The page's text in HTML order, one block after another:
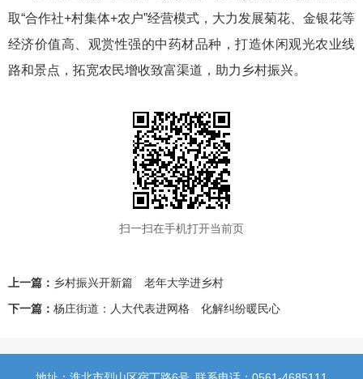
取“合作社+村集体+农户”经营模式，大力发展菊花、金银花等
经济价值高、观赏性强的中药材品种，打造休闲观光农业线
路和景点，拓宽农民增收致富渠道，助力乡村振兴。
扫一扫在手机打开当前页
上一篇： 乡村振兴开新篇 老年大学进乡村
下一篇： 杨庄街道：人大代表进网格 化解纠纷暖民心